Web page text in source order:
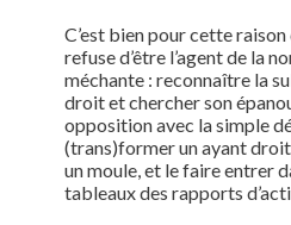
C’est bien pour cette
refuse d’être l’agent de la
méchante : reconnaître la
droit et chercher son
opposition avec la simple
(trans)former un ayant droit
un moule, et le faire entrer
tableaux des rapports